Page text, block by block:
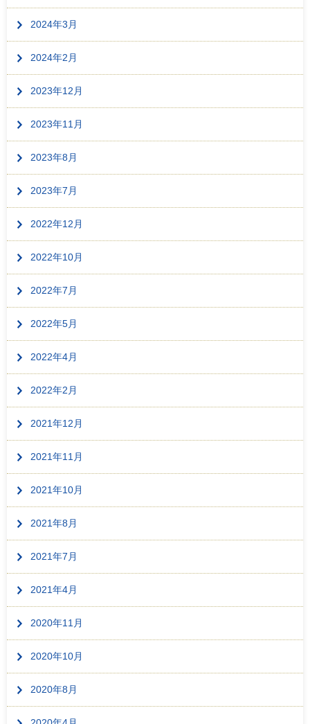
2024年3月
2024年2月
2023年12月
2023年11月
2023年8月
2023年7月
2022年12月
2022年10月
2022年7月
2022年5月
2022年4月
2022年2月
2021年12月
2021年11月
2021年10月
2021年8月
2021年7月
2021年4月
2020年11月
2020年10月
2020年8月